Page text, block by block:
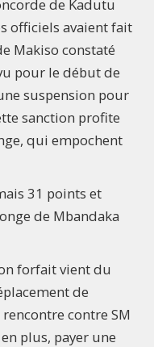
de Kadutu
officiels avaient fait
Makiso constaté
pour le début de
suspension pour
sanction profite
qui empochent
31 points et
de Mbandaka
forfait vient du
de
contre SM
plus, payer une